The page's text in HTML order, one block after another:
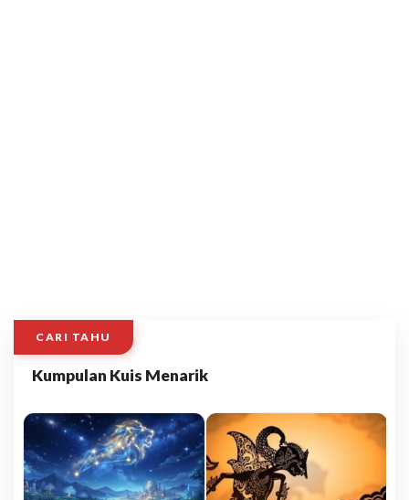
CARI TAHU
Kumpulan Kuis Menarik